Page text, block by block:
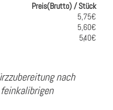
Preis(Brutto) / Stück
5,75€
5,60€
5,40€
nach